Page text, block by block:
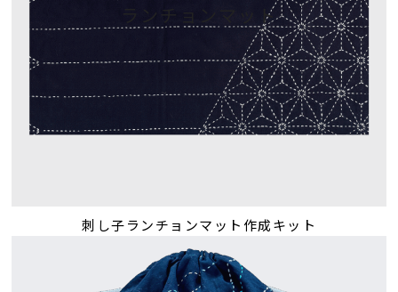
ランチョンマット
刺し子ランチョンマット作成キット